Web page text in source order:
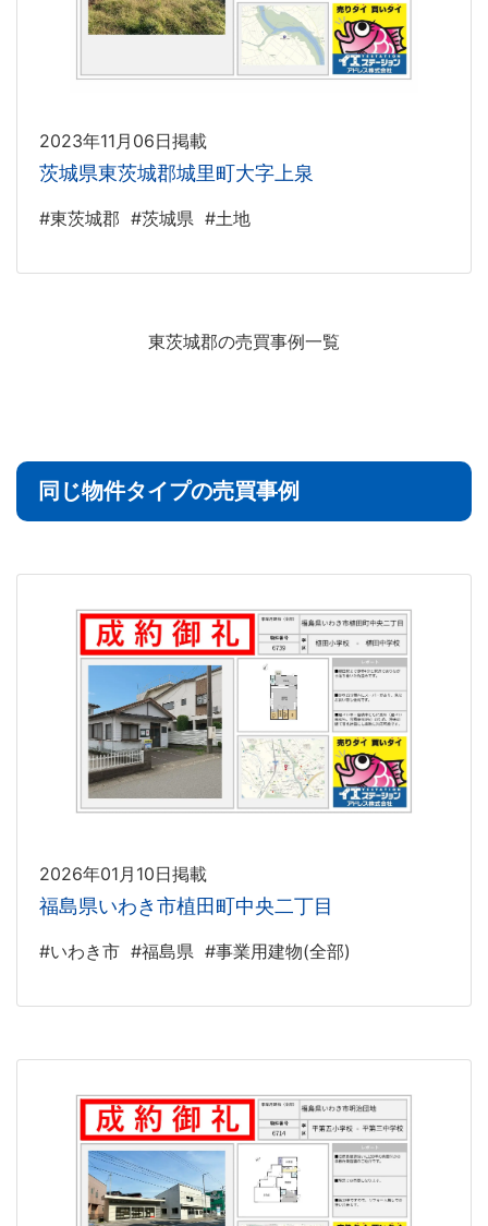
2023年11月06日掲載
茨城県東茨城郡城里町大字上泉
#東茨城郡 #茨城県 #土地
東茨城郡の売買事例一覧
同じ物件タイプの売買事例
2026年01月10日掲載
福島県いわき市植田町中央二丁目
#いわき市 #福島県 #事業用建物(全部)